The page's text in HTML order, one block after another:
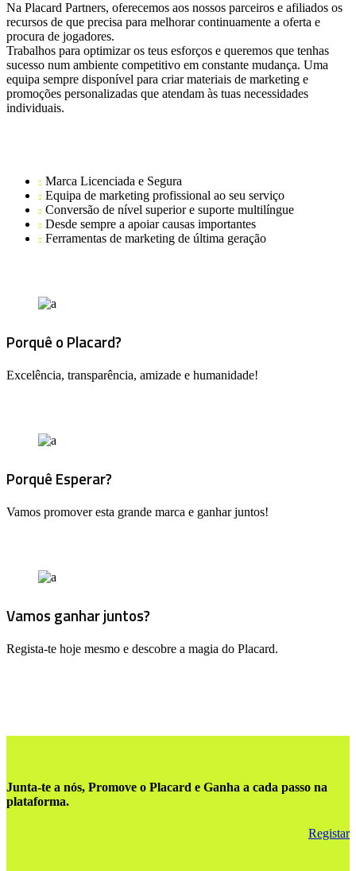
Na Placard Partners, oferecemos aos nossos parceiros e afiliados os
recursos de que precisa para melhorar continuamente a oferta e
procura de jogadores.
Trabalhos para optimizar os teus esforços e queremos que tenhas
sucesso num ambiente competitivo em constante mudança. Uma
equipa sempre disponível para criar materiais de marketing e
promoções personalizadas que atendam às tuas necessidades
individuais.
Marca Licenciada e Segura
Equipa de marketing profissional ao seu serviço
Conversão de nível superior e suporte multilíngue
Desde sempre a apoiar causas importantes
Ferramentas de marketing de última geração
Porquê o Placard?
Excelência, transparência, amizade e humanidade!
Porquê Esperar?
Vamos promover esta grande marca e ganhar juntos!
Vamos ganhar juntos?
Regista-te hoje mesmo e descobre a magia do Placard.
Junta-te a nós, Promove o Placard e Ganha a cada passo na
plataforma.
Registar